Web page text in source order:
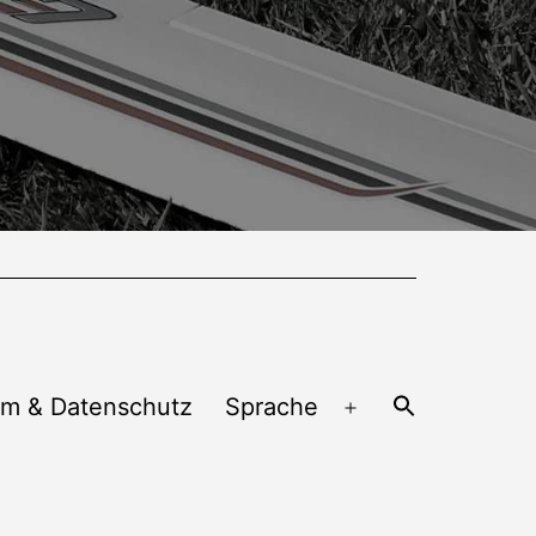
& Datenschutz Sprache
Menü